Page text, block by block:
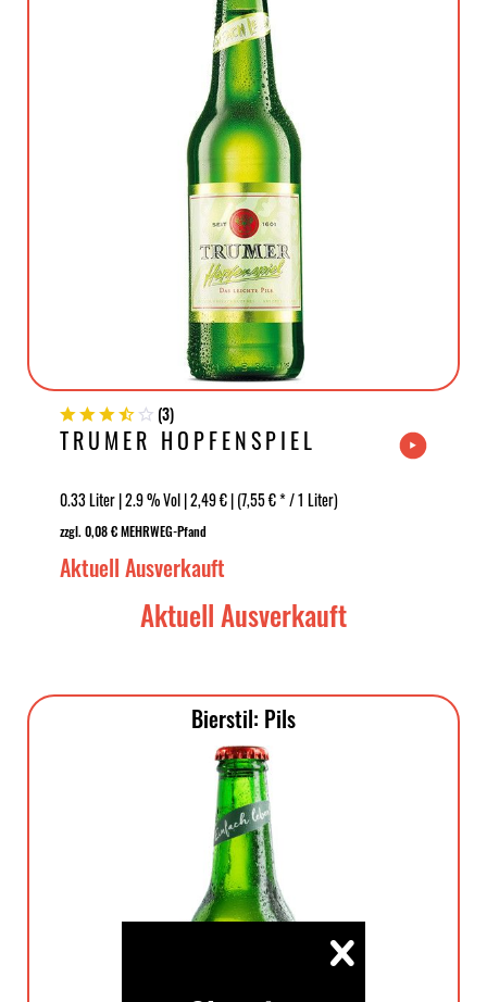
(3)
TRUMER HOPFENSPIEL
0.33 Liter | 2.9 % Vol | 2,49 € | (7,55 € * / 1 Liter)
zzgl. 0,08 € MEHRWEG-Pfand
Aktuell Ausverkauft
Aktuell Ausverkauft
Bierstil: Pils